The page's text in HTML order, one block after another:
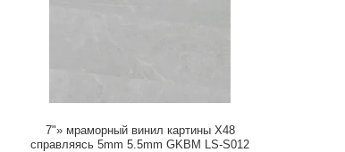
7"» мраморный винил картины X48
справляясь 5mm 5.5mm GKBM LS-S012